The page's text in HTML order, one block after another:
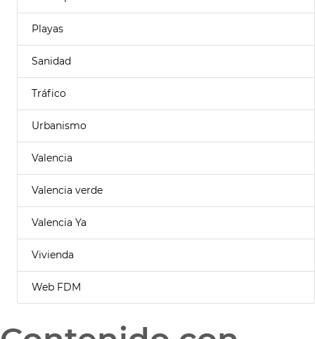
Playas
Sanidad
Tráfico
Urbanismo
Valencia
Valencia verde
Valencia Ya
Vivienda
Web FDM